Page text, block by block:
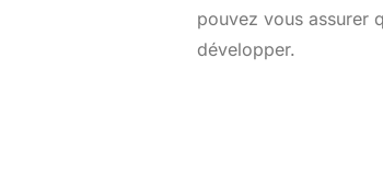
pouvez vous assurer
développer.